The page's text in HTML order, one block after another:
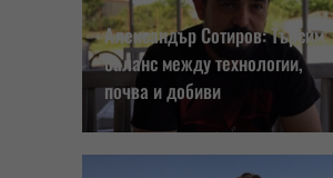
Александър Сотиров: Търсим
баланс между технологии,
почва и добиви